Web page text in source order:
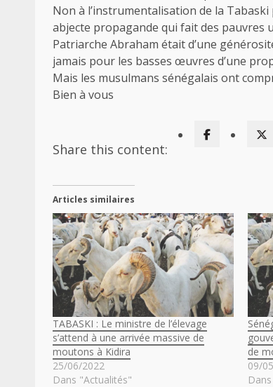
Non à l’instrumentalisation de la Tabaski
abjecte propagande qui fait des pauvres
Patriarche Abraham était d’une
jamais pour les basses œuvres d’une
Mais les musulmans sénégalais ont
Bien à vous
Share this content:
Articles similaires
TABASKI : Le ministre de l’élevage
s’attend à une arrivée massive de
moutons à Kidira
25/06/2022
Dans "Actualités"
de
09/